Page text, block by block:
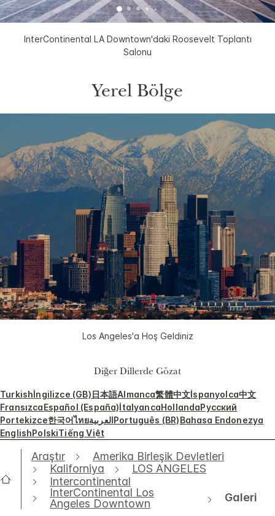
InterContinental LA Downtown'daki Roosevelt Toplantı
Salonu
Yerel Bölge
Los Angeles'a Hoş Geldiniz
Diğer Dillerde Gözat
Turkishİngilizce (GB)日本語Almanca繁體中文İspanyolca中文
FransızcaEspañol (España)İtalyancaHollandaРусский
Portekizce한국어ไทยالعربيةPortuguês (BR)Bahasa Endonezya
EnglishPolskiTiếng Việt
Araştır
Amerika Birleşik Devletleri
Kaliforniya
LOS ANGELES
Intercontinental
InterContinental Los
Angeles Downtown
Galeri